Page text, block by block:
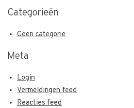
Categorieën
Geen categorie
Meta
Login
Vermeldingen feed
Reacties feed